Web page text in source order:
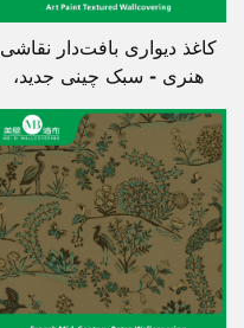
کاغذ دیواری بافت‌دار نقاشی
هنری - سبک چینی جدید،
مقاوم در برابر سایش و
خراش، مناسب برای دیوار
تخت‌خواب اتاق خواب